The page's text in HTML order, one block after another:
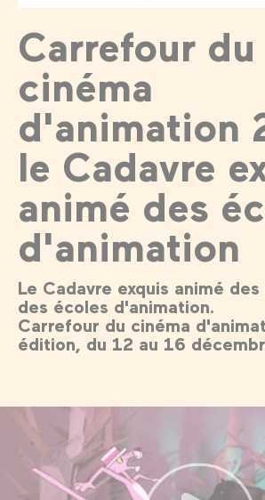
Carrefour du
cinéma
d'animation
le Cadavre
animé des
d'animation
Le Cadavre exquis animé
des écoles d'animation.
Carrefour du cinéma
édition, du 12 au 16